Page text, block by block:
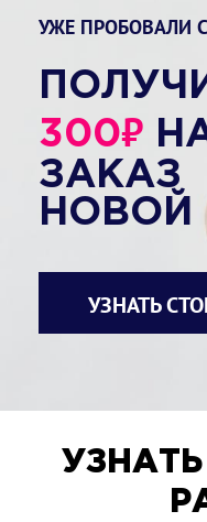
УЖЕ ПРОБОВАЛИ
300₽
ЗАКАЗ
НОВОЙ
УЗНАТЬ